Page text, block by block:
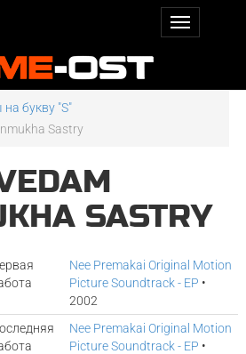
букву "S"
Sastry
SASTRY
Nee Premakai Original Motion
Picture Soundtrack - EP •
2002
Nee Premakai Original Motion
Picture Soundtrack - EP •